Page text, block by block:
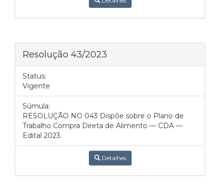
Resolução 43/2023
Status:
Vigente
Súmula:
RESOLUÇÃO NO 043 Dispõe sobre o Plano de
Trabalho Compra Direta de Alimento — CDA —
Edital 2023.
Detalhes